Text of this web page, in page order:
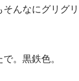
んなにグリグリ
。黒鉄色。